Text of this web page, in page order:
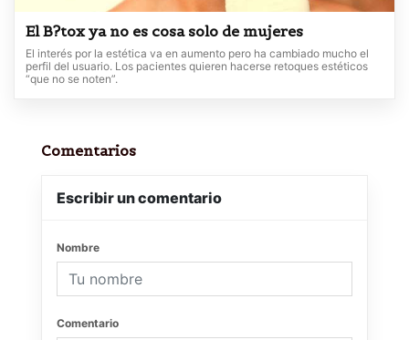
El B?tox ya no es cosa solo de mujeres
El interés por la estética va en aumento pero ha cambiado mucho el
perfil del usuario. Los pacientes quieren hacerse retoques estéticos
“que no se noten”.
Comentarios
Escribir un comentario
Nombre
Comentario